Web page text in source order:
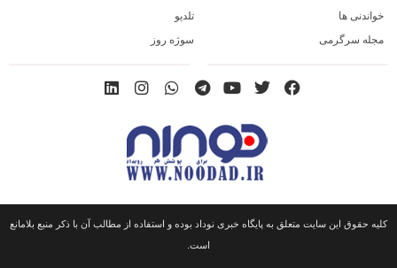
خواندنی ها
مجله سرگرمی
تلدیو
سوژه روز
کلیه حقوق این سایت متعلق به پایگاه خبری نوداد بوده و استفاده از مطالب آن با ذکر منبع بلامانع
است.